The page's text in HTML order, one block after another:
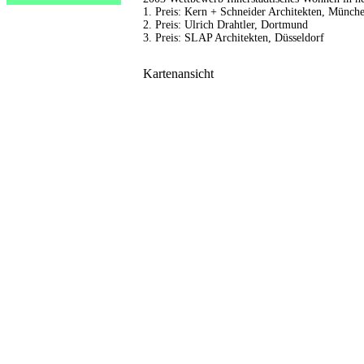
1. Preis: Kern + Schneider Architekten,
2. Preis: Ulrich Drahtler, Dortmund
3. Preis: SLAP Architekten, Düsseldorf
Kartenansicht